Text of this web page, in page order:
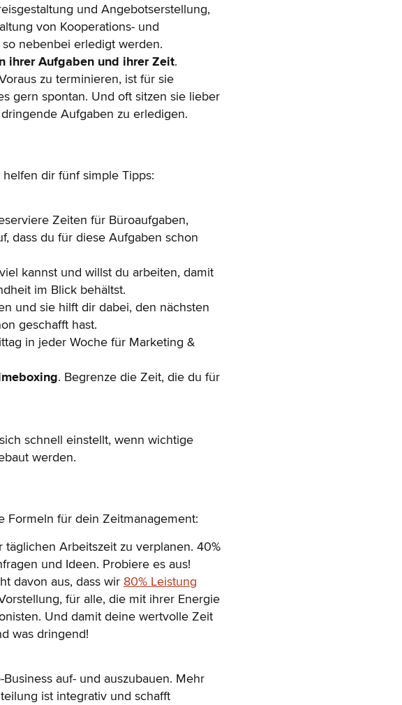
und Angebotserstellung,
von Kooperations- und
nebenbei erledigt werden.
ihrer Aufgaben und ihrer Zeit.
zu terminieren, ist für sie
gern spontan. Und oft sitzen sie lieber
dringende Aufgaben zu erledigen.
dir fünf simple Tipps:
Zeiten für Büroaufgaben,
dass du für diese Aufgaben schon
kannst und willst du arbeiten, damit
im Blick behältst.
und sie hilft dir dabei, den nächsten
geschafft hast.
in jeder Woche für Marketing &
. Begrenze die Zeit, die du für
schnell einstellt, wenn wichtige
werden.
Formeln für dein Zeitmanagement:
Arbeitszeit zu verplanen. 40%
und Ideen. Probiere es aus!
davon aus, dass wir 80% Leistung
für alle, die mit ihrer Energie
Und damit deine wertvolle Zeit
was dringend!
auf- und auszubauen. Mehr
ist integrativ und schafft